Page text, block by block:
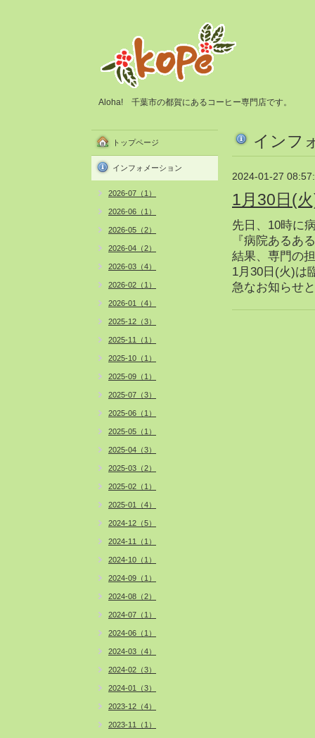
Aloha! 千葉市の都賀にあるコーヒー専門店です。
インフ
2024-01-27
1月30日(
先日、10時に
『病院あるあ
結果、専門の
1月30日(火)は
急なお知らせ
トップページ
インフォメーション
2026-07（1）
2026-06（1）
2026-05（2）
2026-04（2）
2026-03（4）
2026-02（1）
2026-01（4）
2025-12（3）
2025-11（1）
2025-10（1）
2025-09（1）
2025-07（3）
2025-06（1）
2025-05（1）
2025-04（3）
2025-03（2）
2025-02（1）
2025-01（4）
2024-12（5）
2024-11（1）
2024-10（1）
2024-09（1）
2024-08（2）
2024-07（1）
2024-06（1）
2024-03（4）
2024-02（3）
2024-01（3）
2023-12（4）
2023-11（1）